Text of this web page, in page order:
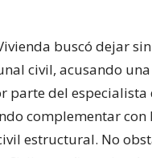
buscó dejar
civil, acusando
parte del especialista
complementar con
estructural. No